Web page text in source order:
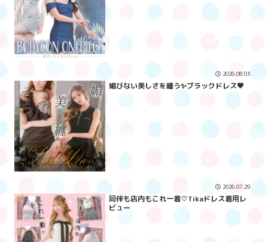
2026.08.03
媚びない美しさを纏う✨ブラックドレス🖤
2026.07.29
同伴も店内もこれ一着♡Tikaドレス着用レ
ビュー